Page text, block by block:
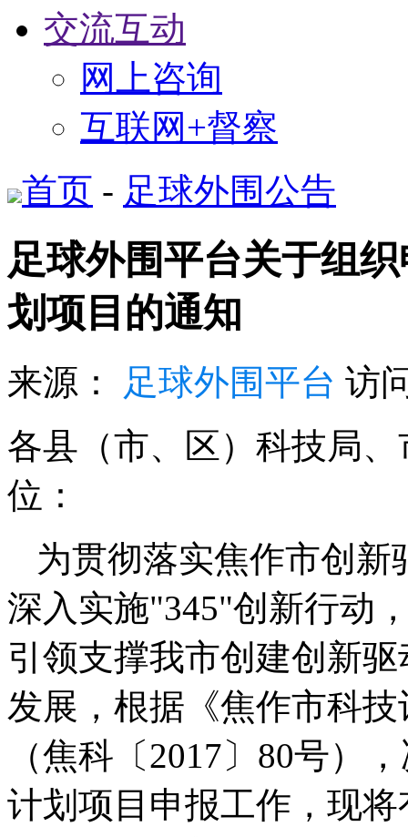
交流互动
网上咨询
互联网+督察
首页 - 足球外围公告
足球外围平台关于组
划项目的通知
来源： 足球外围平台 访
各县（市、区）科技局
位：
为贯彻落实焦作市创
深入实施"345"创新行动
引领支撑我市创建创新
发展，根据《焦作市科
（焦科〔2017〕80号）
计划项目申报工作，现